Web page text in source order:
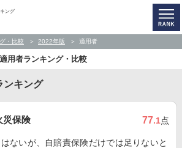
ング
・比較 2022年版 適用者
用者ランキング・比較
ンキング
災保険 77.1点
ないが、自賠責保険だけでは足りないと